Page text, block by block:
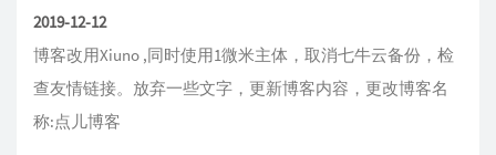
2019-12-12
博客改用Xiuno ,同时使用1微米主体，取消七牛云备份，检
查友情链接。放弃一些文字，更新博客内容，更改博客名
称:点儿博客